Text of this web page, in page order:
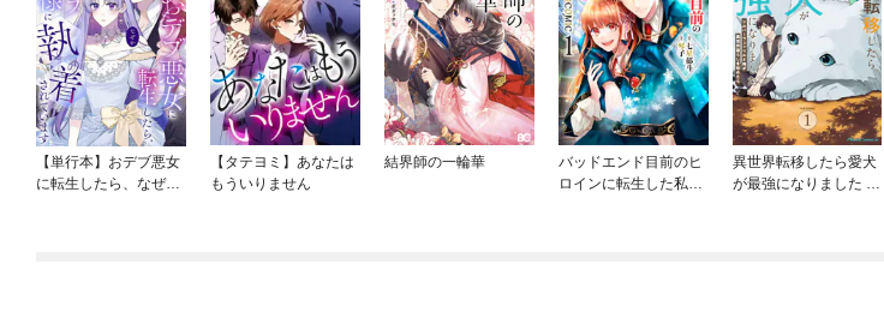
【単行本】おデブ悪女
に転生したら、なぜか
【タテヨミ】あなたは
もういりません
結界師の一輪華
バッドエンド目前のヒ
ロインに転生した私、
異世界転移したら愛犬
が最強になりました ～